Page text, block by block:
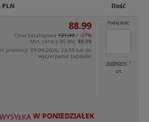
PLN Ilość
88.99
Cena katalogowa 121.49 / -27%
Min. cena z 30 dni: 88.99
promocji: 09-08-2026, 23:59 lub do
wyczerpania zapasów
Podaj ilość:
dostępny: 1
szt.
W PONIEDZIAŁEK